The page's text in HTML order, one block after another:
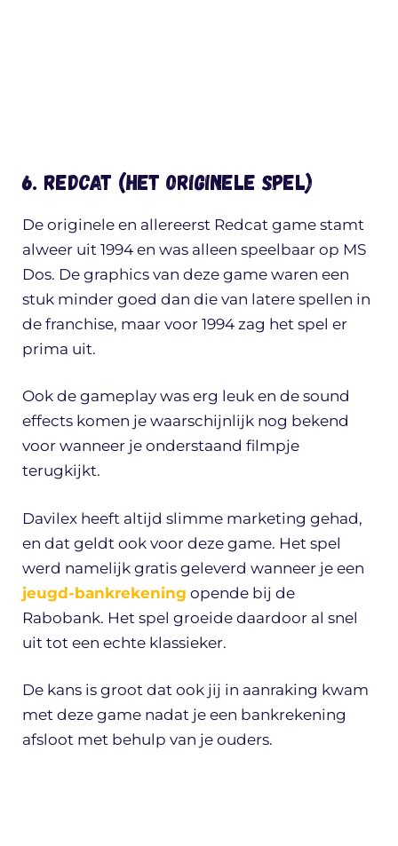
6. Redcat (het originele spel)
De originele en allereerst Redcat game stamt
alweer uit 1994 en was alleen speelbaar op MS
Dos. De graphics van deze game waren een
stuk minder goed dan die van latere spellen in
de franchise, maar voor 1994 zag het spel er
prima uit.
Ook de gameplay was erg leuk en de sound
effects komen je waarschijnlijk nog bekend
voor wanneer je onderstaand filmpje
terugkijkt.
Davilex heeft altijd slimme marketing gehad,
en dat geldt ook voor deze game. Het spel
werd namelijk gratis geleverd wanneer je een
jeugd-bankrekening opende bij de
Rabobank. Het spel groeide daardoor al snel
uit tot een echte klassieker.
De kans is groot dat ook jij in aanraking kwam
met deze game nadat je een bankrekening
afsloot met behulp van je ouders.